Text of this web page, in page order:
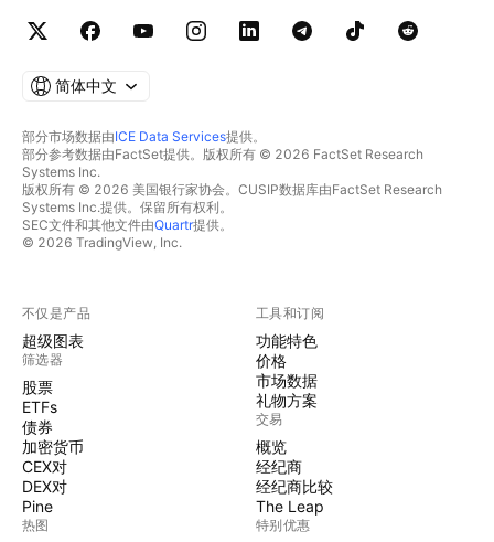
简体中文
部分市场数据由ICE Data Services提供。
部分参考数据由FactSet提供。版权所有 © 2026 FactSet Research
Systems Inc.
版权所有 © 2026 美国银行家协会。CUSIP数据库由FactSet Research
Systems Inc.提供。保留所有权利。
SEC文件和其他文件由Quartr提供。
© 2026 TradingView, Inc.
不仅是产品
超级图表
筛选器
股票
ETFs
债券
加密货币
CEX对
DEX对
Pine
热图
工具和订阅
功能特色
价格
市场数据
礼物方案
交易
概览
经纪商
经纪商比较
The Leap
特别优惠